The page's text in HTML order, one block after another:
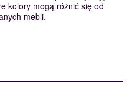
kolory mogą różnić się od
mebli.